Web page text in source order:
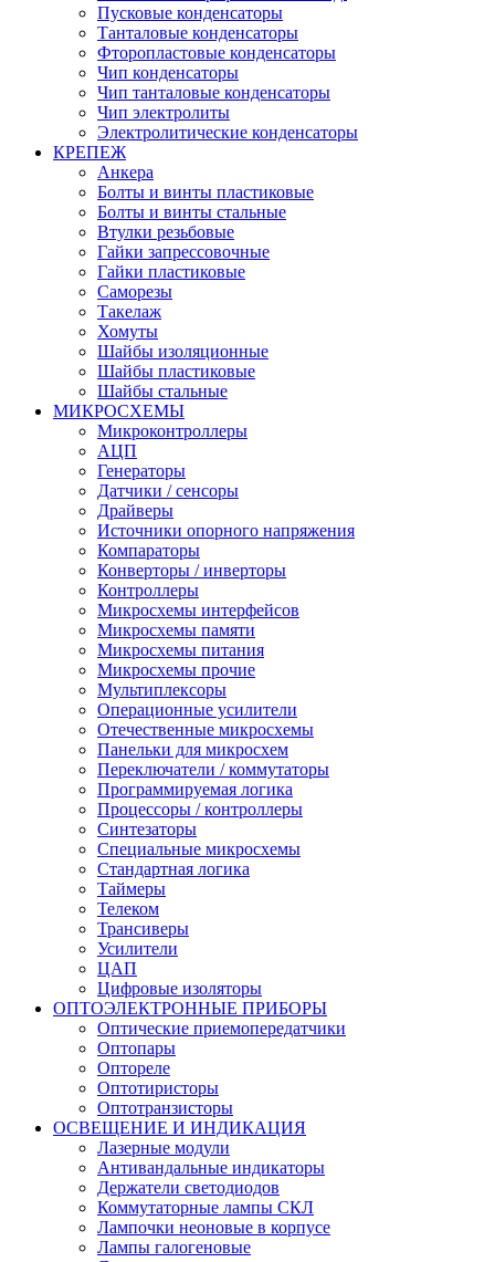
Пусковые конденсаторы
Танталовые конденсаторы
Фторопластовые конденсаторы
Чип конденсаторы
Чип танталовые конденсаторы
Чип электролиты
Электролитические конденсаторы
КРЕПЕЖ
Анкера
Болты и винты пластиковые
Болты и винты стальные
Втулки резьбовые
Гайки запрессовочные
Гайки пластиковые
Саморезы
Такелаж
Хомуты
Шайбы изоляционные
Шайбы пластиковые
Шайбы стальные
МИКРОСХЕМЫ
Микроконтроллеры
АЦП
Генераторы
Датчики / сенсоры
Драйверы
Источники опорного напряжения
Компараторы
Конверторы / инверторы
Контроллеры
Микросхемы интерфейсов
Микросхемы памяти
Микросхемы питания
Микросхемы прочие
Мультиплексоры
Операционные усилители
Отечественные микросхемы
Панельки для микросхем
Переключатели / коммутаторы
Программируемая логика
Процессоры / контроллеры
Синтезаторы
Специальные микросхемы
Стандартная логика
Таймеры
Телеком
Трансиверы
Усилители
ЦАП
Цифровые изоляторы
ОПТОЭЛЕКТРОННЫЕ ПРИБОРЫ
Оптические приемопередатчики
Оптопары
Оптореле
Оптотиристоры
Оптотранзисторы
ОСВЕЩЕНИЕ И ИНДИКАЦИЯ
Лазерные модули
Антивандальные индикаторы
Держатели светодиодов
Коммутаторные лампы СКЛ
Лампочки неоновые в корпусе
Лампы галогеновые